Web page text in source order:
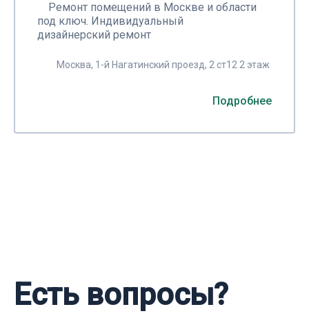
Ремонт помещений в Москве и области
под ключ. Индивидуальный
дизайнерский ремонт
Москва, 1-й Нагатинский проезд, 2 ст12 2 этаж
Подробнее
Есть вопросы?